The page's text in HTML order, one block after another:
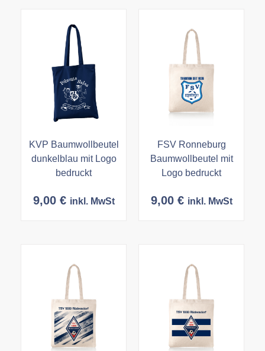
KVP Baumwollbeutel
dunkelblau mit Logo
bedruckt
9,00 € inkl. MwSt
FSV Ronneburg
Baumwollbeutel mit
Logo bedruckt
9,00 € inkl. MwSt